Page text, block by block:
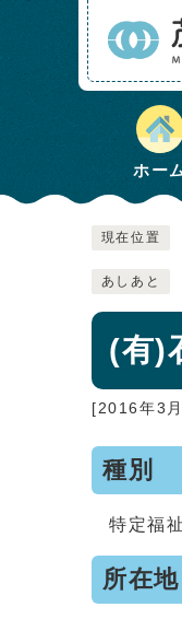
ホー
現在位置
あしあと
(有)
[2016年3
種別
特定福
所在地